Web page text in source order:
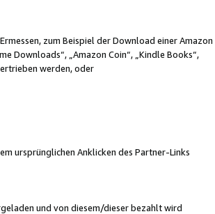
zum Beispiel der Download einer Amazon
Downloads“, „Amazon Coin“, „Kindle Books“,
werden, oder
ursprünglichen Anklicken des Partner-Links
und von diesem/dieser bezahlt wird